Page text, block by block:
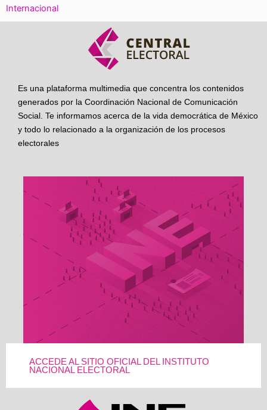
Internacional
Es una plataforma multimedia que concentra los contenidos
generados por la Coordinación Nacional de Comunicación
Social. Te informamos acerca de la vida democrática de México
y todo lo relacionado a la organización de los procesos
electorales
ACCEDE AL SITIO OFICIAL DEL INSTITUTO
NACIONAL ELECTORAL